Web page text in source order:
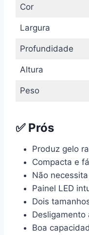
Cor
Largura
Profundidade
Altura
Peso
✅ Prós
Produz gelo
Compacta e
Não
Painel LED
Dois
Desligamento
Boa